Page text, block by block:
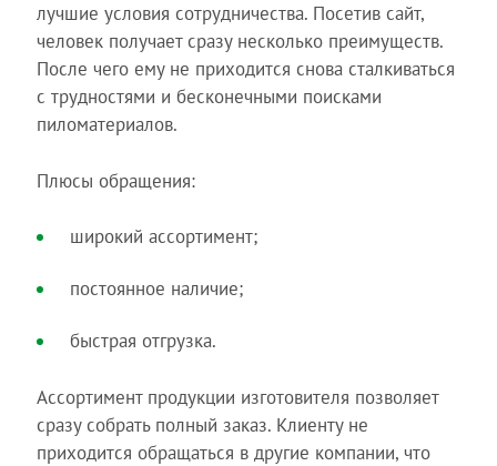
лучшие условия сотрудничества. Посетив сайт,
человек получает сразу несколько преимуществ.
После чего ему не приходится снова сталкиваться
с трудностями и бесконечными поисками
пиломатериалов.
Плюсы обращения:
широкий ассортимент;
постоянное наличие;
быстрая отгрузка.
Ассортимент продукции изготовителя позволяет
сразу собрать полный заказ. Клиенту не
приходится обращаться в другие компании, что